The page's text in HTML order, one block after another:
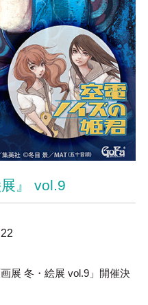
』 vol.9
展 冬・絵展 vol.9」開催決